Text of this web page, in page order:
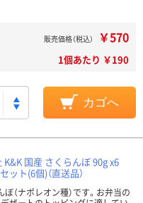
販売価格（税込） ￥570
1個あたり ￥190
カゴへ
国産 さくらんぼ 90g x6
ット(6個)（直送品）
（ナポレオン種）です。お弁当の